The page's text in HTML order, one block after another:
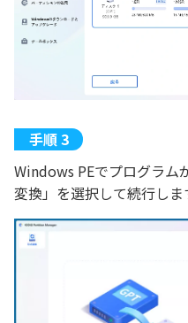
Windows PEでプログラム
変換」を選択して続行しま